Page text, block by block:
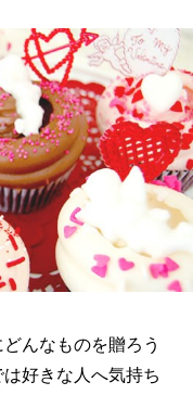
んなものを贈ろう
好きな人へ気持ち